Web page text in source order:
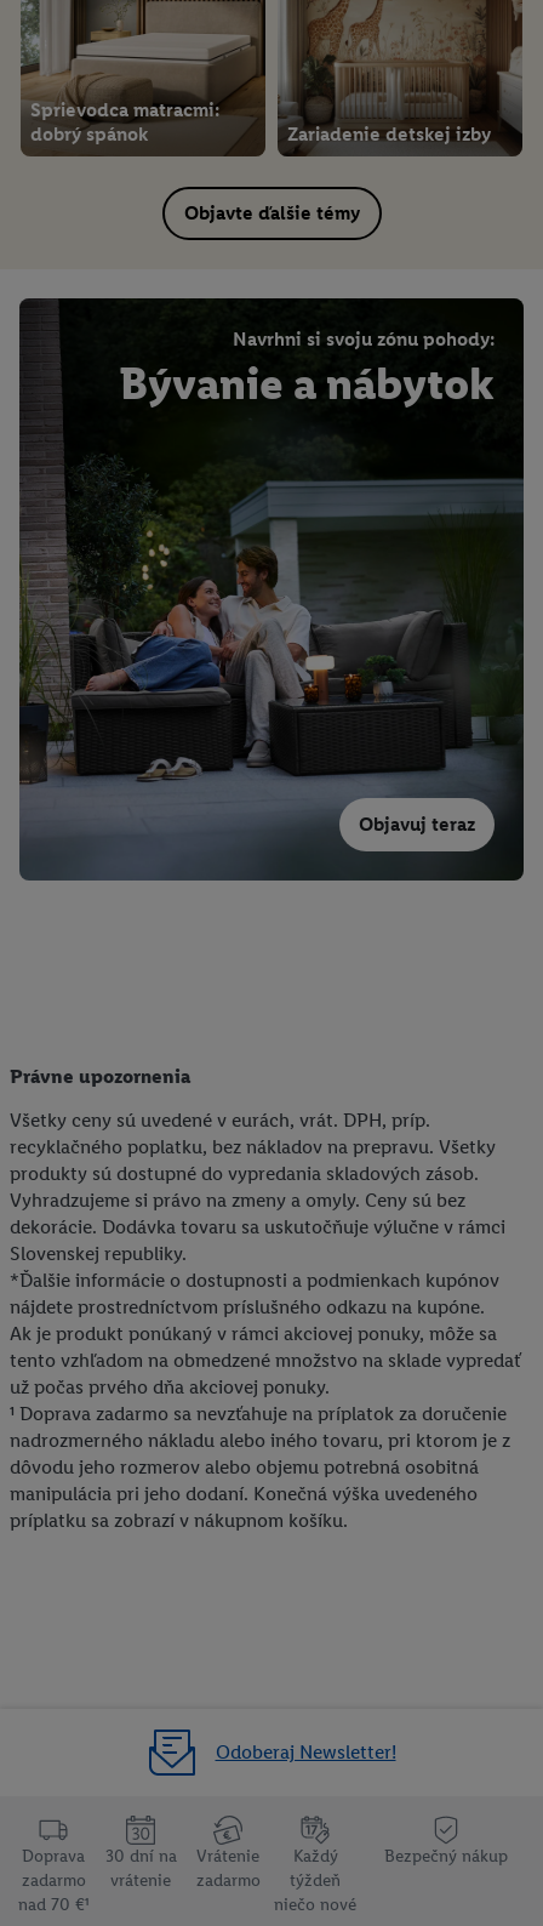
Sprievodca matracmi:
dobrý spánok
Zariadenie detskej izby
Objavte ďalšie témy
Navrhni si svoju zónu pohody:
Bývanie a nábytok
Objavuj teraz
Právne upozornenia
Všetky ceny sú uvedené v eurách, vrát. DPH, príp.
recyklačného poplatku, bez nákladov na prepravu. Všetky
produkty sú dostupné do vypredania skladových zásob.
Vyhradzujeme si právo na zmeny a omyly. Ceny sú bez
dekorácie. Dodávka tovaru sa uskutočňuje výlučne v rámci
Slovenskej republiky.
*Ďalšie informácie o dostupnosti a podmienkach kupónov
nájdete prostredníctvom príslušného odkazu na kupóne.
Ak je produkt ponúkaný v rámci akciovej ponuky, môže sa
tento vzhľadom na obmedzené množstvo na sklade vypredať
už počas prvého dňa akciovej ponuky.
¹ Doprava zadarmo sa nevzťahuje na príplatok za doručenie
nadrozmerného nákladu alebo iného tovaru, pri ktorom je z
dôvodu jeho rozmerov alebo objemu potrebná osobitná
manipulácia pri jeho dodaní. Konečná výška uvedeného
príplatku sa zobrazí v nákupnom košíku.
Odoberaj Newsletter!
Doprava
zadarmo
nad 70 €¹
30 dní na
vrátenie
Vrátenie
zadarmo
Každý
týždeň
niečo nové
Bezpečný nákup